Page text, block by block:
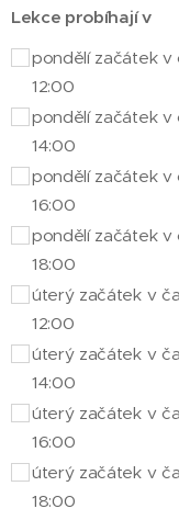
Lekce probíhají v
pondělí začátek v
12:00
pondělí začátek v
14:00
pondělí začátek v
16:00
pondělí začátek v
18:00
úterý začátek v
12:00
úterý začátek v
14:00
úterý začátek v
16:00
úterý začátek v
18:00